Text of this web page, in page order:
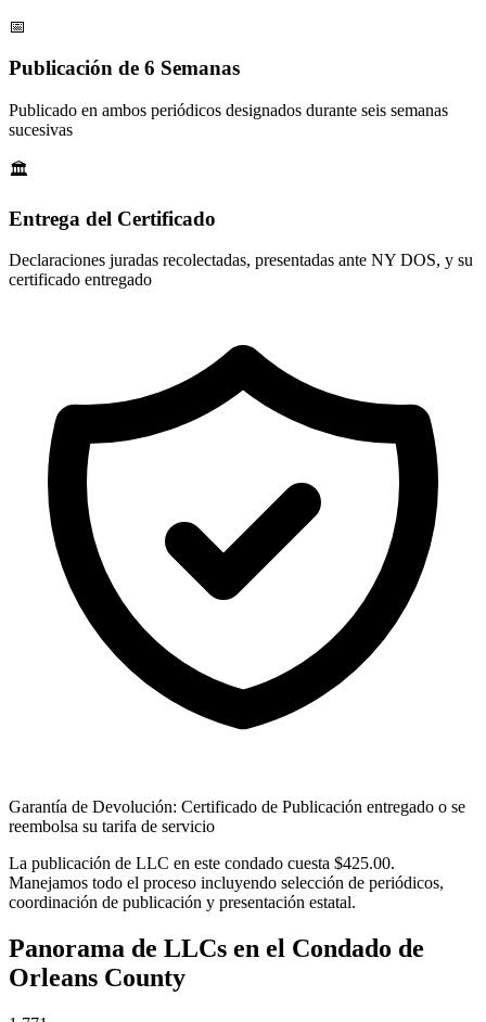
📅
Publicación de 6 Semanas
Publicado en ambos periódicos designados durante seis semanas
sucesivas
🏛️
Entrega del Certificado
Declaraciones juradas recolectadas, presentadas ante NY DOS, y su
certificado entregado
Garantía de Devolución: Certificado de Publicación entregado o se
reembolsa su tarifa de servicio
La publicación de LLC en este condado cuesta $425.00.
Manejamos todo el proceso incluyendo selección de periódicos,
coordinación de publicación y presentación estatal.
Panorama de LLCs en el Condado de
Orleans County